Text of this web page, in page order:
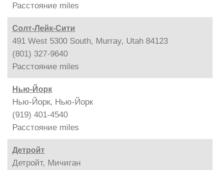
Расстояние miles
Солт-Лейк-Сити
491 West 5300 South, Murray, Utah 84123
(801) 327-9640
Расстояние miles
Нью-Йорк
Нью-Йорк, Нью-Йорк
(919) 401-4540
Расстояние miles
Детройт
Детройт, Мичиган